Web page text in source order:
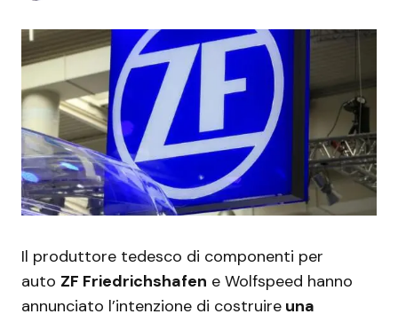
Il produttore tedesco di componenti per
auto ZF Friedrichshafen e Wolfspeed hanno
annunciato l’intenzione di costruire una